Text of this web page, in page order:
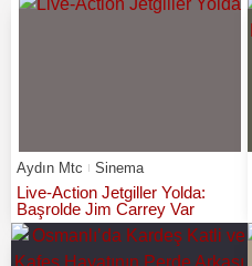
Aydın Mtc Sinema
Live-Action Jetgiller Yolda:
Başrolde Jim Carrey Var